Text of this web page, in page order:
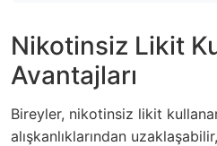
Nikotinsiz Likit
Avantajları
Bireyler, nikotinsiz likit
alışkanlıklarından